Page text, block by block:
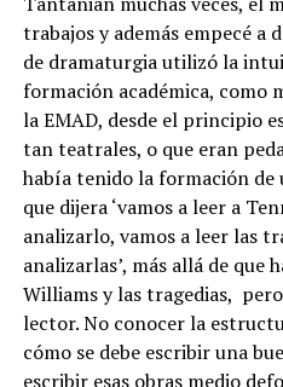
trabajos y además empecé a
de dramaturgia utilizó la
formación académica, como
la EMAD, desde el principio
tan teatrales, o que eran
había tenido la formación de
que dijera ‘vamos a leer a
analizarlo, vamos a leer las
analizarlas’, más allá de que
Williams y las tragedias,
lector. No conocer la
cómo se debe escribir una
escribir esas obras medio